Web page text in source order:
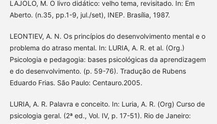
LAJOLO, M. O livro didático: velho tema, revisitado. In: Em
Aberto. (n.35, pp.1-9, jul./set), INEP. Brasília, 1987.
LEONTIEV, A. N. Os princípios do desenvolvimento mental e o
problema do atraso mental. In: LURIA, A. R. et al. (Org.)
Psicologia e pedagogia: bases psicológicas da aprendizagem
e do desenvolvimento. (p. 59-76). Tradução de Rubens
Eduardo Frias. São Paulo: Centauro.2005.
LURIA, A. R. Palavra e conceito. In: Luria, A. R. (Org) Curso de
psicologia geral. (2ª ed., Vol. IV, p. 17-51). Rio de Janeiro: